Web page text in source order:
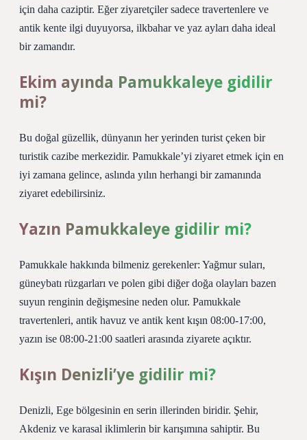
için daha caziptir. Eğer ziyaretçiler sadece travertenlere ve
antik kente ilgi duyuyorsa, ilkbahar ve yaz ayları daha ideal
bir zamandır.
Ekim ayında Pamukkaleye gidilir
mi?
Bu doğal güzellik, dünyanın her yerinden turist çeken bir
turistik cazibe merkezidir. Pamukkale’yi ziyaret etmek için en
iyi zamana gelince, aslında yılın herhangi bir zamanında
ziyaret edebilirsiniz.
Yazın Pamukkaleye gidilir mi?
Pamukkale hakkında bilmeniz gerekenler: Yağmur suları,
güneybatı rüzgarları ve polen gibi diğer doğa olayları bazen
suyun renginin değişmesine neden olur. Pamukkale
travertenleri, antik havuz ve antik kent kışın 08:00-17:00,
yazın ise 08:00-21:00 saatleri arasında ziyarete açıktır.
Kışın Denizli’ye gidilir mi?
Denizli, Ege bölgesinin en serin illerinden biridir. Şehir,
Akdeniz ve karasal iklimlerin bir karışımına sahiptir. Bu